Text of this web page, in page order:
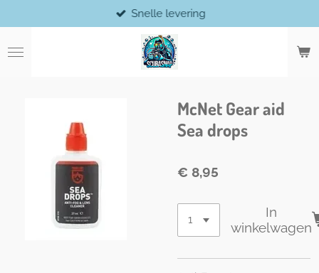
direct
naar
de
Snelle levering
McNet Gear aid
Sea drops
€ 8,95
In
winkelwagen